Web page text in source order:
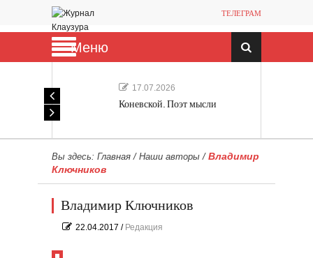
ТЕЛЕГРАМ
Меню
17.07.2026
Коневской. Поэт мысли
Вы здесь: Главная / Наши авторы / Владимир
Ключников
Владимир Ключников
22.04.2017 / Редакция